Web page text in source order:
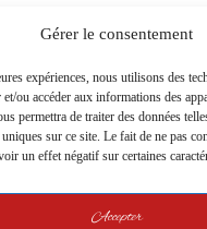
Gérer le consentement
expériences, nous utilisons des
ou accéder aux informations des
permettra de traiter des données
sur ce site. Le fait de ne pas
un effet négatif sur certaines
Accepter